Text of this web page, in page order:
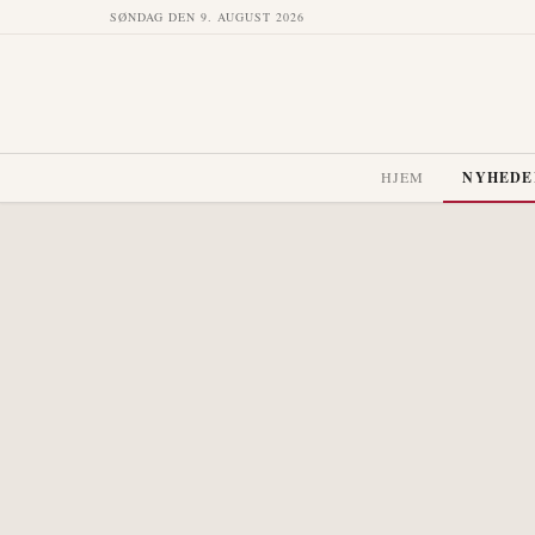
SØNDAG DEN 9. AUGUST 2026
HJEM